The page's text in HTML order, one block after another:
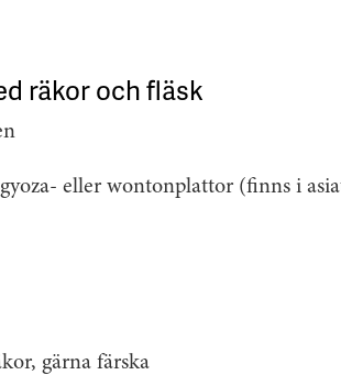
räkor och fläsk
eller wontonplattor (finns i
gärna färska